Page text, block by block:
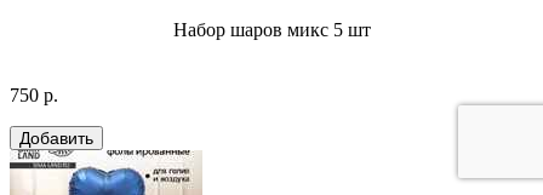
Набор шаров микс 5 шт
750 р.